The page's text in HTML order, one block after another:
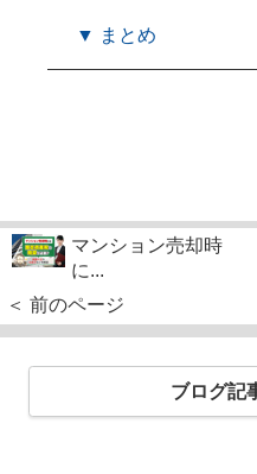
▼ まとめ
マンション売却時
に...
＜ 前のページ
ブログ記